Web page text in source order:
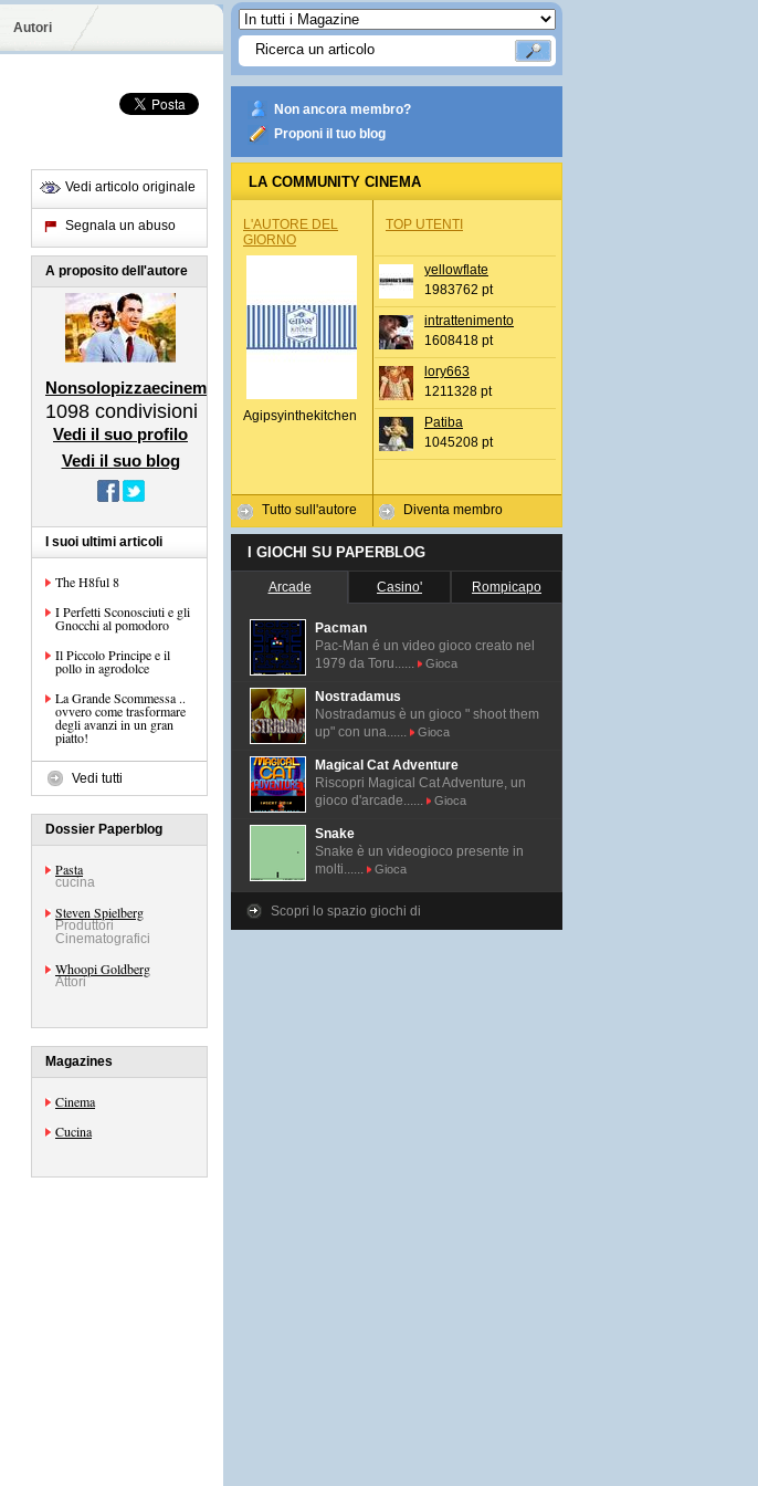
Autori
Vedi articolo originale
Segnala un abuso
A proposito dell'autore
Nonsolopizzaecinema
1098 condivisioni
Vedi il suo profilo
Vedi il suo blog
I suoi ultimi articoli
The H8ful 8
I Perfetti Sconosciuti e gli
Gnocchi al pomodoro
Il Piccolo Principe e il
pollo in agrodolce
La Grande Scommessa ..
ovvero come trasformare
degli avanzi in un gran
piatto!
Vedi tutti
Dossier Paperblog
Pasta
cucina
Steven Spielberg
Produttori
Cinematografici
Whoopi Goldberg
Attori
Magazines
Cinema
Cucina
Non ancora membro?
Proponi il tuo blog
LA COMMUNITY CINEMA
L'AUTORE DEL
GIORNO
Agipsyinthekitchen
Tutto sull'autore
TOP UTENTI
yellowflate
1983762 pt
intrattenimento
1608418 pt
lory663
1211328 pt
Patiba
1045208 pt
Diventa membro
I GIOCHI SU PAPERBLOG
Arcade Casino' Rompicapo
Pacman
Pac-Man é un video gioco creato nel
1979 da Toru......
Gioca
Nostradamus
Nostradamus è un gioco " shoot them
up" con una......
Gioca
Magical Cat Adventure
Riscopri Magical Cat Adventure, un
gioco d'arcade......
Gioca
Snake
Snake è un videogioco presente in
molti......
Gioca
Scopri lo spazio giochi di